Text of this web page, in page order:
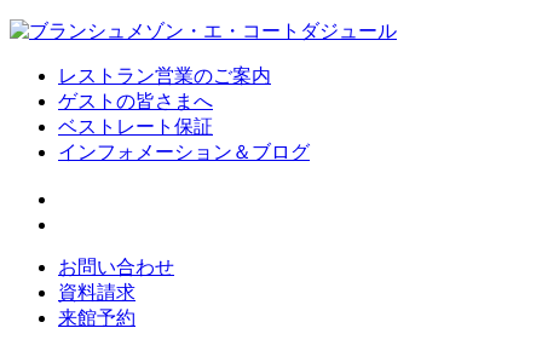
レストラン営業のご案内
ゲストの皆さまへ
ベストレート保証
インフォメーション＆ブログ
お問い合わせ
資料請求
来館予約